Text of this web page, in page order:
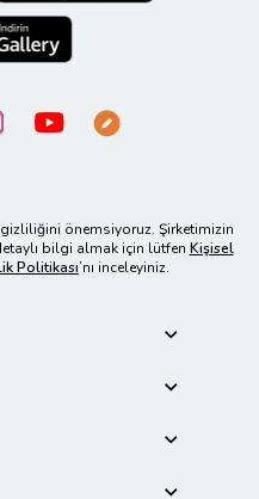
önemsiyoruz. Şirketimizin
bilgi almak için lütfen Kişisel
Politikası’nı inceleyiniz.